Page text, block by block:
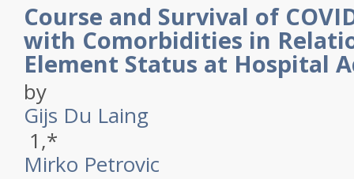
Course and Survival of
with Comorbidities in
Element Status at Hospital
by
Gijs Du Laing
1,*
Mirko Petrovic